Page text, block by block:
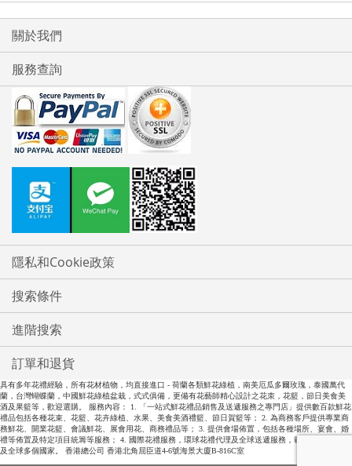
關於我們
服務查詢
隱私和Cookie政策
搜索條件
進階搜索
訂單和退貨
具有多年花禮經驗，所有花材植物，均直接進口 - 荷蘭各類鮮花綠植，南美厄瓜多爾玫瑰，泰國萬代
蘭，台灣蝴蝶蘭，中國鮮花綠植盆栽，式式俱備，更備有花藝師精心設計之花朿，花籃，節日美食美
酒及果籃等，歡迎選購。 服務內容： 1. 「一站式鮮花禮品銷售及送遞服務之專門店」提供數百款鮮花
禮品包括各種花束、花籃、花卉綠植、水果、美食美酒禮籃、節日賀籃等； 2. 為商務客戶提供專業商
務鮮花、開業花籃、會議鮮花、展會用花、商務禮品等； 3. 提供會場佈置，包括各種場所、宴會、婚
禮等佈置及特定項目統籌等服務； 4. 國際花禮服務，環球花禮代理及全球送遞服務，範圍包括全中國
及全球多個國家。 香港總公司 香港北角屈臣道4-6號海景大廈B-816C室